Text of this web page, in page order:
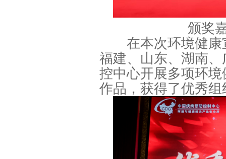
颁奖
在本次环境健康
福建、山东、湖南
控中心开展多项环
作品，获得了优秀组